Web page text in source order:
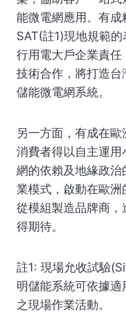
能微電網應用。有
SAT(註1)現地規範
行用電大戶企業責
技術合作，將打造
儲能微電網系統。
另一方面，有成在
消費者得以自主運
網的依賴及地緣政
業模式，啟動在歐
從模組製造品牌商
得期待。
註1: 現場允收試驗
明儲能系統可依據
之現場作業活動。